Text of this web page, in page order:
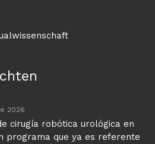
2026
cirugía robótica urológica en
programa que ya es referente